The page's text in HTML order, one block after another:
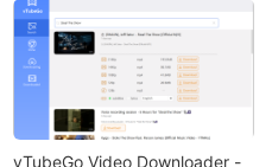
vTubeGo Video Downloader -